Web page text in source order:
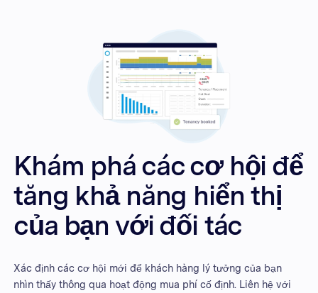
Khám phá các cơ hội để
tăng khả năng hiển thị
của bạn với đối tác
Xác định các cơ hội mới để khách hàng lý tưởng của bạn
nhìn thấy thông qua hoạt động mua phí cố định. Liên hệ với